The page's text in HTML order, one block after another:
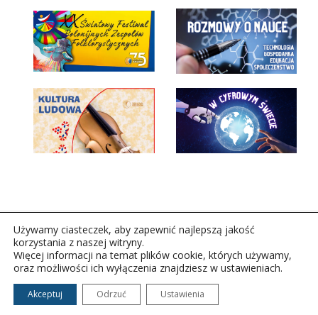
Copyright © 2026Polskie Radio Rzeszów S.A. w likwidacj.
Wszelkie prawa zastrzeżone.
Używamy ciasteczek, aby zapewnić najlepszą jakość
korzystania z naszej witryny.
Więcej informacji na temat plików cookie, których używamy,
oraz możliwości ich wyłączenia znajdziesz w ustawieniach.
Akceptuj Odrzuć Ustawienia